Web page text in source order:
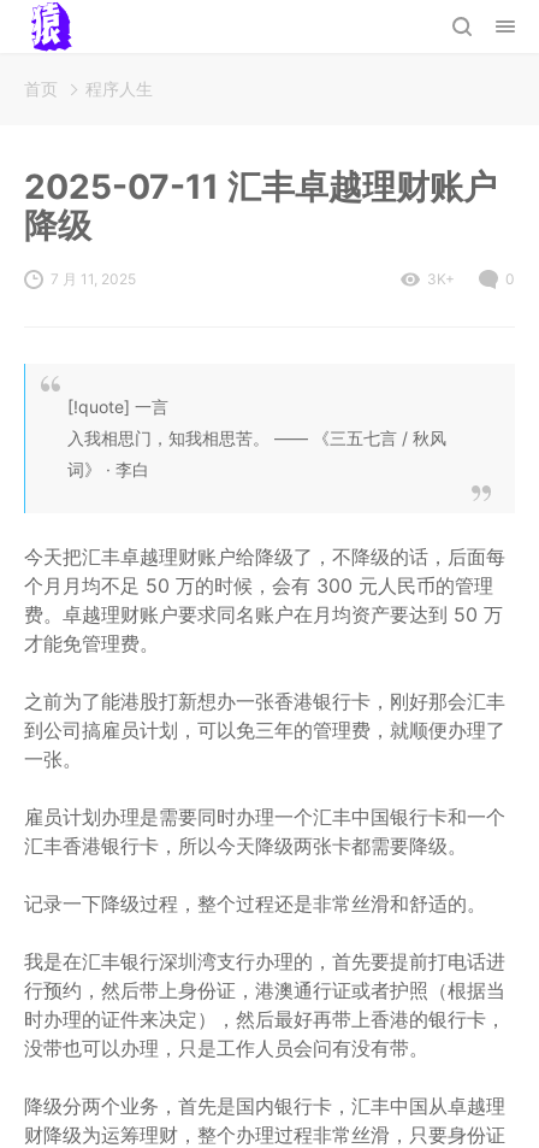
首页 程序人生
2025-07-11 汇丰卓越理财账户
降级
7 月 11, 2025 3K+ 0
[!quote] 一言
入我相思门，知我相思苦。 —— 《三五七言 / 秋风
词》 · 李白
今天把汇丰卓越理财账户给降级了，不降级的话，后面每
个月月均不足 50 万的时候，会有 300 元人民币的管理
费。卓越理财账户要求同名账户在月均资产要达到 50 万
才能免管理费。
之前为了能港股打新想办一张香港银行卡，刚好那会汇丰
到公司搞雇员计划，可以免三年的管理费，就顺便办理了
一张。
雇员计划办理是需要同时办理一个汇丰中国银行卡和一个
汇丰香港银行卡，所以今天降级两张卡都需要降级。
记录一下降级过程，整个过程还是非常丝滑和舒适的。
我是在汇丰银行深圳湾支行办理的，首先要提前打电话进
行预约，然后带上身份证，港澳通行证或者护照（根据当
时办理的证件来决定），然后最好再带上香港的银行卡，
没带也可以办理，只是工作人员会问有没有带。
降级分两个业务，首先是国内银行卡，汇丰中国从卓越理
财降级为运筹理财，整个办理过程非常丝滑，只要身份证